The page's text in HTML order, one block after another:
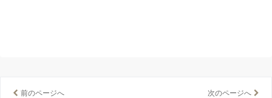
前のページへ 次のページへ